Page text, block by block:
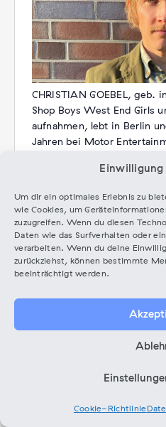
Um dir ein optimales Erlebnis zu
wie Cookies, um
zuzugreifen. Wenn du diesen
Daten wie das Surfverhalten oder
verarbeiten. Wenn du deine
zurückziehst, können bestimmte
beeinträchtigt werden.
Cookie-Richtlinie
CHRISTIAN GOEBEL, geb.
Shop Boys West End Girls
aufnahmen, lebt in Berlin
Jahren bei Motor
mit einem Philosophie und
Tätigkeiten im Booking-
längeren Aufenthalten in
Grundlage in der
hinaus. Bisherige Vorträge
am Music Pool Berlin, an
dem SAE Institute, der
Kategorien:Coaching,
Veranstaltungen von diesem
Es wurden keine Ergebnisse